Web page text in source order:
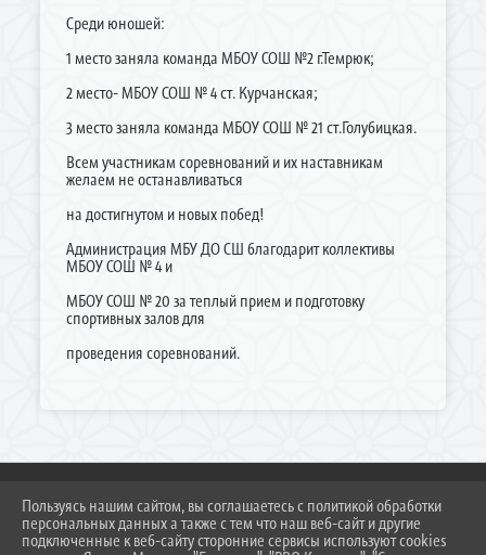
Среди юношей:
1 место заняла команда МБОУ СОШ №2 г.Темрюк;
2 место- МБОУ СОШ № 4 ст. Курчанская;
3 место заняла команда МБОУ СОШ № 21 ст.Голубицкая.
Всем участникам соревнований и их наставникам
желаем не останавливаться
на достигнутом и новых побед!
Администрация МБУ ДО СШ благодарит коллективы
МБОУ СОШ № 4 и
МБОУ СОШ № 20 за теплый прием и подготовку
спортивных залов для
проведения соревнований.
2026 Г. DUSSH.TEMR23.RU
Пользуясь нашим сайтом, вы соглашаетесь с политикой обработки
персональных данных а также с тем что наш веб-сайт и другие
подключенные к веб-сайту сторонние сервисы используют cookies